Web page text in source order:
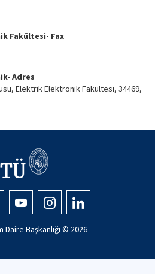
Fakültesi- Fax
Adres
Elektrik Elektronik Fakültesi, 34469,
Daire Başkanlığı © 2026